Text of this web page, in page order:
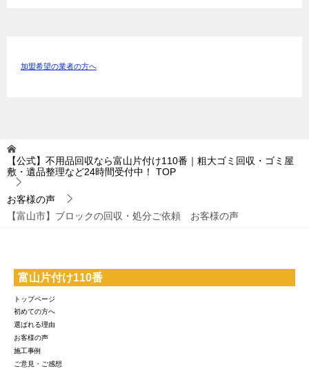
加盟希望の業者の方へ
【公式】不用品回収なら富山片付け110番｜粗大ゴミ回収・ゴミ屋
敷・遺品整理など24時間受付中！
TOP
お客様の声
【富山市】ブロックの回収・処分ご依頼 お客様の声
富山片付け110番
トップページ
初めての方へ
選ばれる理由
お客様の声
施工事例
ご意見・ご感想